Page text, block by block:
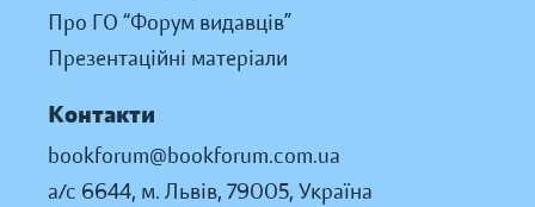
Про ГО “Форум видавців”
Презентаційні матеріали
Контакти
bookforum@bookforum.com.ua
а/с 6644, м. Львів, 79005, Україна